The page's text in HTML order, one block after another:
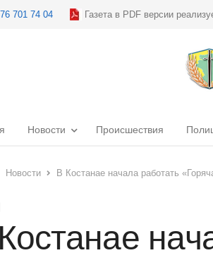
701 74 04 Газета в PDF версии
Новости Происшествия
Новости В Костанае начала работать